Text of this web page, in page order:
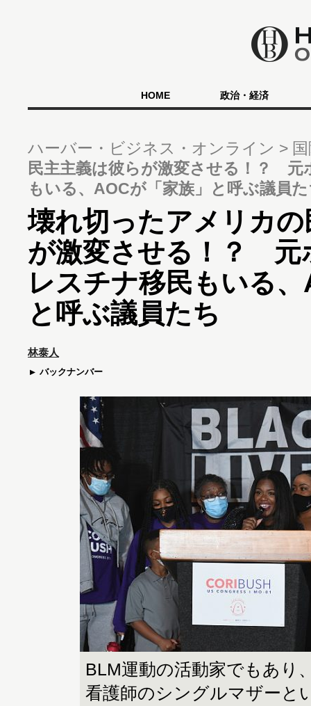
HOME 政治・経済
ハーバー・ビジネス・オンライン
民主主義は彼らが激変させる！？ 元
もいる、AOCが「家族」と呼ぶ議員
壊れ切ったアメリカ
が激変させる！？ 元
レスチナ移民もいる
と呼ぶ議員たち
林泰人
バックナンバー
BLM運動の活動家でもあり
看護師のシングルマザーと